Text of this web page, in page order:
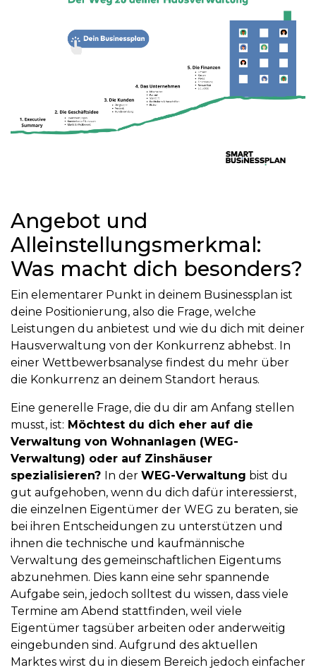
Angebot und
Alleinstellungsmerkmal:
Was macht dich besonders?
Ein elementarer Punkt in deinem Businessplan ist
deine Positionierung, also die Frage, welche
Leistungen du anbietest und wie du dich mit deiner
Hausverwaltung von der Konkurrenz abhebst. In
einer Wettbewerbsanalyse findest du mehr über
die Konkurrenz an deinem Standort heraus.
Eine generelle Frage, die du dir am Anfang stellen
musst, ist: Möchtest du dich eher auf die
Verwaltung von Wohnanlagen (WEG-
Verwaltung) oder auf Zinshäuser
spezialisieren? In der WEG-Verwaltung bist du
gut aufgehoben, wenn du dich dafür interessierst,
die einzelnen Eigentümer der WEG zu beraten, sie
bei ihren Entscheidungen zu unterstützen und
ihnen die technische und kaufmännische
Verwaltung des gemeinschaftlichen Eigentums
abzunehmen. Dies kann eine sehr spannende
Aufgabe sein, jedoch solltest du wissen, dass viele
Termine am Abend stattfinden, weil viele
Eigentümer tagsüber arbeiten oder anderweitig
eingebunden sind. Aufgrund des aktuellen
Marktes wirst du in diesem Bereich jedoch einfacher